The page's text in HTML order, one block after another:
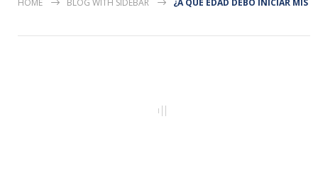
HOME BLOG WITH SIDEBAR ¿A QUÉ EDAD DEBO INICIAR MIS